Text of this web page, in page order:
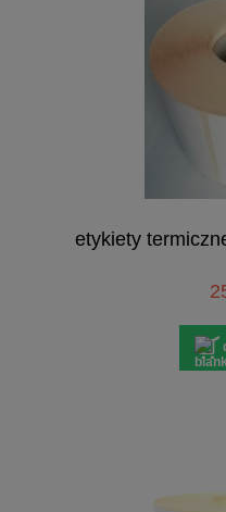
etykiety